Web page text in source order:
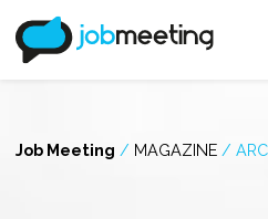
Job Meeting / MAGAZINE /